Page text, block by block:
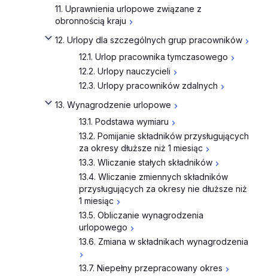
11. Uprawnienia urlopowe związane z
obronnością kraju
12. Urlopy dla szczególnych grup pracowników
12.1. Urlop pracownika tymczasowego
12.2. Urlopy nauczycieli
12.3. Urlopy pracowników zdalnych
13. Wynagrodzenie urlopowe
13.1. Podstawa wymiaru
13.2. Pomijanie składników przysługujących
za okresy dłuższe niż 1 miesiąc
13.3. Wliczanie stałych składników
13.4. Wliczanie zmiennych składników
przysługujących za okresy nie dłuższe niż
1 miesiąc
13.5. Obliczanie wynagrodzenia
urlopowego
13.6. Zmiana w składnikach wynagrodzenia
13.7. Niepełny przepracowany okres